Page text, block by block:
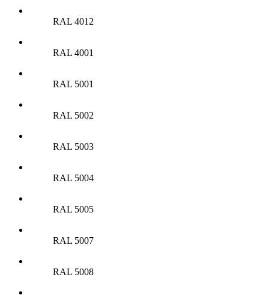
RAL 4012
RAL 4001
RAL 5001
RAL 5002
RAL 5003
RAL 5004
RAL 5005
RAL 5007
RAL 5008